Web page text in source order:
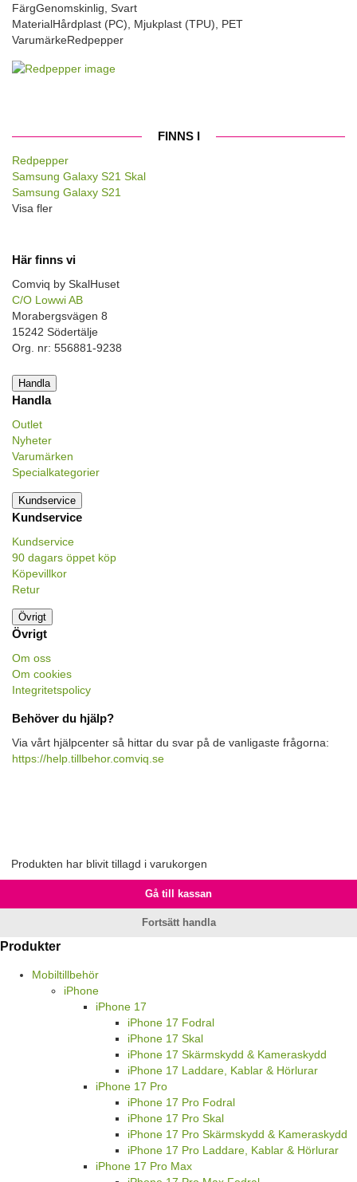
FärgGenomskinlig, Svart
MaterialHårdplast (PC), Mjukplast (TPU), PET
VarumärkeRedpepper
FINNS I
Redpepper
Samsung Galaxy S21 Skal
Samsung Galaxy S21
Visa fler
Här finns vi
Comviq by SkalHuset
C/O Lowwi AB
Morabergsvägen 8
15242 Södertälje
Org. nr: 556881-9238
Handla
Handla
Outlet
Nyheter
Varumärken
Specialkategorier
Kundservice
Kundservice
Kundservice
90 dagars öppet köp
Köpevillkor
Retur
Övrigt
Övrigt
Om oss
Om cookies
Integritetspolicy
Behöver du hjälp?
Via vårt hjälpcenter så hittar du svar på de vanligaste frågorna:
https://help.tillbehor.comviq.se
Produkten har blivit tillagd i varukorgen
Gå till kassan
Fortsätt handla
Produkter
Mobiltillbehör
iPhone
iPhone 17
iPhone 17 Fodral
iPhone 17 Skal
iPhone 17 Skärmskydd & Kameraskydd
iPhone 17 Laddare, Kablar & Hörlurar
iPhone 17 Pro
iPhone 17 Pro Fodral
iPhone 17 Pro Skal
iPhone 17 Pro Skärmskydd & Kameraskydd
iPhone 17 Pro Laddare, Kablar & Hörlurar
iPhone 17 Pro Max